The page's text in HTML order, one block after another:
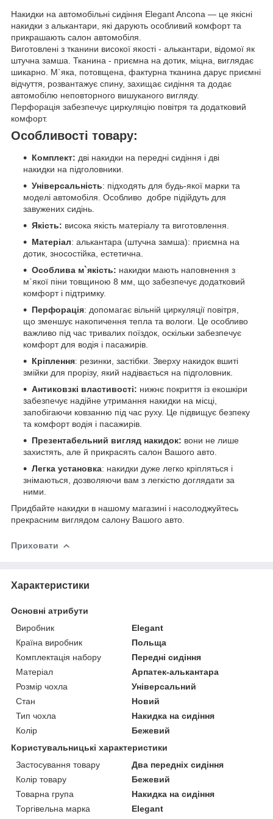
Накидки на автомобільні сидіння Elegant Ancona — це якісні
накидки з алькантари, які дарують особливий комфорт та
прикрашають салон автомобіля.
Виготовлені з тканини високої якості - алькантари, відомої як
штучна замша. Тканина - приємна на дотик, міцна, виглядає
шикарно. М`яка, потовщена, фактурна тканина дарує приємні
відчуття, розвантажує спину, захищає сидіння та додає
автомобілю неповторного вишуканого вигляду.
Перфорація забезпечує циркуляцію повітря та додатковий
комфорт.
Особливості товару:
Комплект: дві накидки на передні сидіння і дві
накидки на підголовники.
Універсальність: підходять для будь-якої марки та
моделі автомобіля. Особливо добре підійдуть для
завужених сидінь.
Якість: висока якість матеріалу та виготовлення.
Матеріал: алькантара (штучна замша): приємна на
дотик, зносостійка, естетична.
Особлива м`якість: накидки мають наповнення з
м`якої піни товщиною 8 мм, що забезпечує додатковий
комфорт і підтримку.
Перфорація: допомагає вільній циркуляції повітря,
що зменшує накопичення тепла та вологи. Це особливо
важливо під час тривалих поїздок, оскільки забезпечує
комфорт для водія і пасажирів.
Кріплення: резинки, застібки. Зверху накидок вшиті
змійки для прорізу, який надівається на підголовник.
Антиковзкі властивості: нижнє покриття із екошкіри
забезпечує надійне утримання накидки на місці,
запобігаючи ковзанню під час руху. Це підвищує безпеку
та комфорт водія і пасажирів.
Презентабельний вигляд накидок: вони не лише
захистять, але й прикрасять салон Вашого авто.
Легка установка: накидки дуже легко кріпляться і
знімаються, дозволяючи вам з легкістю доглядати за
ними.
Придбайте накидки в нашому магазині і насолоджуйтесь
прекрасним виглядом салону Вашого авто.
Приховати
Характеристики
Основні атрибути
Виробник
Elegant
Країна виробник
Польща
Комплектація набору
Передні сидіння
Матеріал
Арпатек-алькантара
Розмір чохла
Універсальний
Стан
Новий
Тип чохла
Накидка на сидіння
Колір
Бежевий
Користувальницькі характеристики
Застосування товару
Два передніх сидіння
Колір товару
Бежевий
Товарна група
Накидка на сидіння
Торгівельна марка
Elegant